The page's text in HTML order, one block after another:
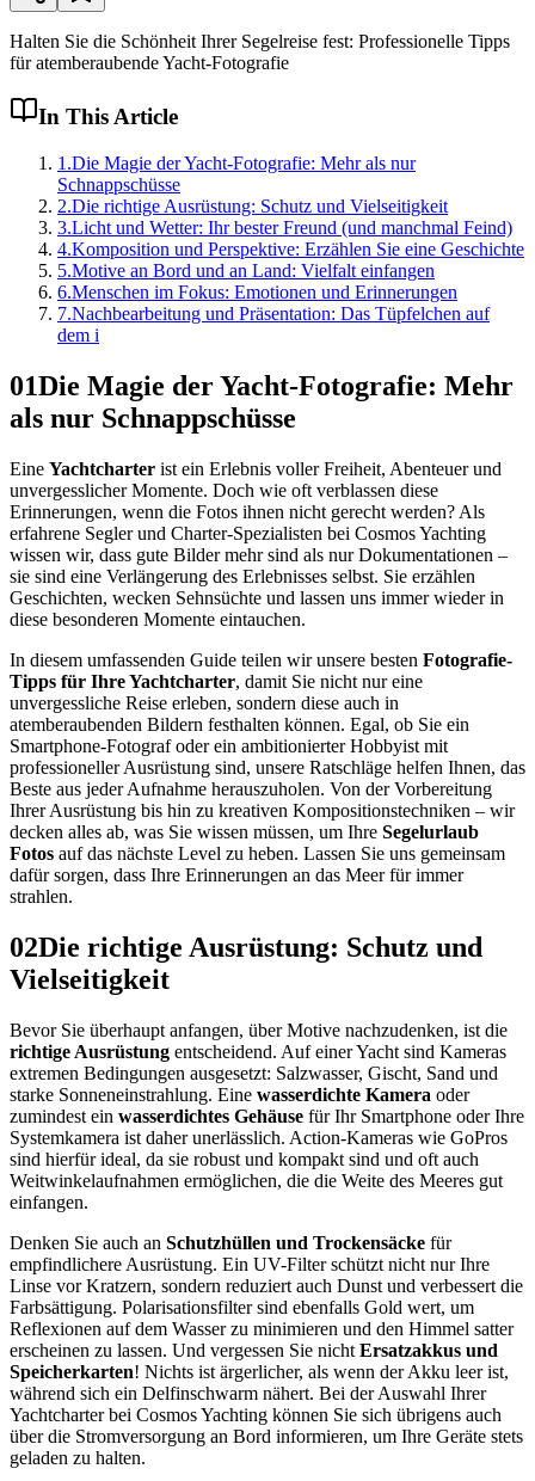
Halten Sie die Schönheit Ihrer Segelreise fest: Professionelle Tipps
für atemberaubende Yacht-Fotografie
In This Article
1 .Die Magie der Yacht-Fotografie: Mehr als nur
Schnappschüsse
2.Die richtige Ausrüstung: Schutz und Vielseitigkeit
3.Licht und Wetter: Ihr bester Freund (und manchmal Feind)
4.Komposition und Perspektive: Erzählen Sie eine Geschichte
5.Motive an Bord und an Land: Vielfalt einfangen
6.Menschen im Fokus: Emotionen und Erinnerungen
7.Nachbearbeitung und Präsentation: Das Tüpfelchen auf
dem i
01Die Magie der Yacht-Fotografie: Mehr
als nur Schnappschüsse
Eine Yachtcharter ist ein Erlebnis voller Freiheit, Abenteuer und
unvergesslicher Momente. Doch wie oft verblassen diese
Erinnerungen, wenn die Fotos ihnen nicht gerecht werden? Als
erfahrene Segler und Charter-Spezialisten bei Cosmos Yachting
wissen wir, dass gute Bilder mehr sind als nur Dokumentationen –
sie sind eine Verlängerung des Erlebnisses selbst. Sie erzählen
Geschichten, wecken Sehnsüchte und lassen uns immer wieder in
diese besonderen Momente eintauchen.
In diesem umfassenden Guide teilen wir unsere besten Fotografie-
Tipps für Ihre Yachtcharter, damit Sie nicht nur eine
unvergessliche Reise erleben, sondern diese auch in
atemberaubenden Bildern festhalten können. Egal, ob Sie ein
Smartphone-Fotograf oder ein ambitionierter Hobbyist mit
professioneller Ausrüstung sind, unsere Ratschläge helfen Ihnen, das
Beste aus jeder Aufnahme herauszuholen. Von der Vorbereitung
Ihrer Ausrüstung bis hin zu kreativen Kompositionstechniken – wir
decken alles ab, was Sie wissen müssen, um Ihre Segelurlaub
Fotos auf das nächste Level zu heben. Lassen Sie uns gemeinsam
dafür sorgen, dass Ihre Erinnerungen an das Meer für immer
strahlen.
02Die richtige Ausrüstung: Schutz und
Vielseitigkeit
Bevor Sie überhaupt anfangen, über Motive nachzudenken, ist die
richtige Ausrüstung entscheidend. Auf einer Yacht sind Kameras
extremen Bedingungen ausgesetzt: Salzwasser, Gischt, Sand und
starke Sonneneinstrahlung. Eine wasserdichte Kamera oder
zumindest ein wasserdichtes Gehäuse für Ihr Smartphone oder Ihre
Systemkamera ist daher unerlässlich. Action-Kameras wie GoPros
sind hierfür ideal, da sie robust und kompakt sind und oft auch
Weitwinkelaufnahmen ermöglichen, die die Weite des Meeres gut
einfangen.
Denken Sie auch an Schutzhüllen und Trockensäcke für
empfindlichere Ausrüstung. Ein UV-Filter schützt nicht nur Ihre
Linse vor Kratzern, sondern reduziert auch Dunst und verbessert die
Farbsättigung. Polarisationsfilter sind ebenfalls Gold wert, um
Reflexionen auf dem Wasser zu minimieren und den Himmel satter
erscheinen zu lassen. Und vergessen Sie nicht Ersatzakkus und
Speicherkarten! Nichts ist ärgerlicher, als wenn der Akku leer ist,
während sich ein Delfinschwarm nähert. Bei der Auswahl Ihrer
Yachtcharter bei Cosmos Yachting können Sie sich übrigens auch
über die Stromversorgung an Bord informieren, um Ihre Geräte stets
geladen zu halten.